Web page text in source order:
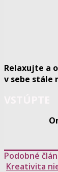
Relaxujte a
v sebe stále
Podobné
Kreativita